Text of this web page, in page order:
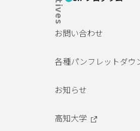
お問い合わせ
各種パンフレットダウ
お知らせ
高知大学